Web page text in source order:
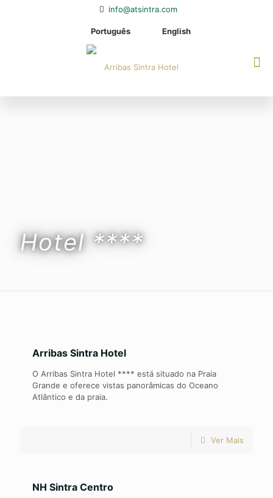
info@atsintra.com
Português English
Hotel ****
Arribas Sintra Hotel
O Arribas Sintra Hotel **** está situado na Praia
Grande e oferece vistas panorâmicas do Oceano
Atlântico e da praia.
Ver Mais
NH Sintra Centro